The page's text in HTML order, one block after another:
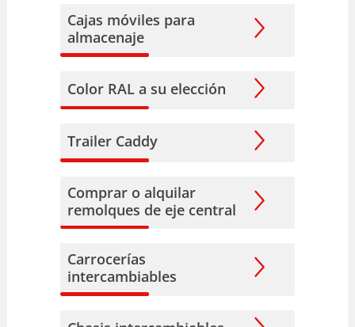
Cajas móviles para
almacenaje
Color RAL a su elección
Trailer Caddy
Comprar o alquilar
remolques de eje central
Carrocerías
intercambiables